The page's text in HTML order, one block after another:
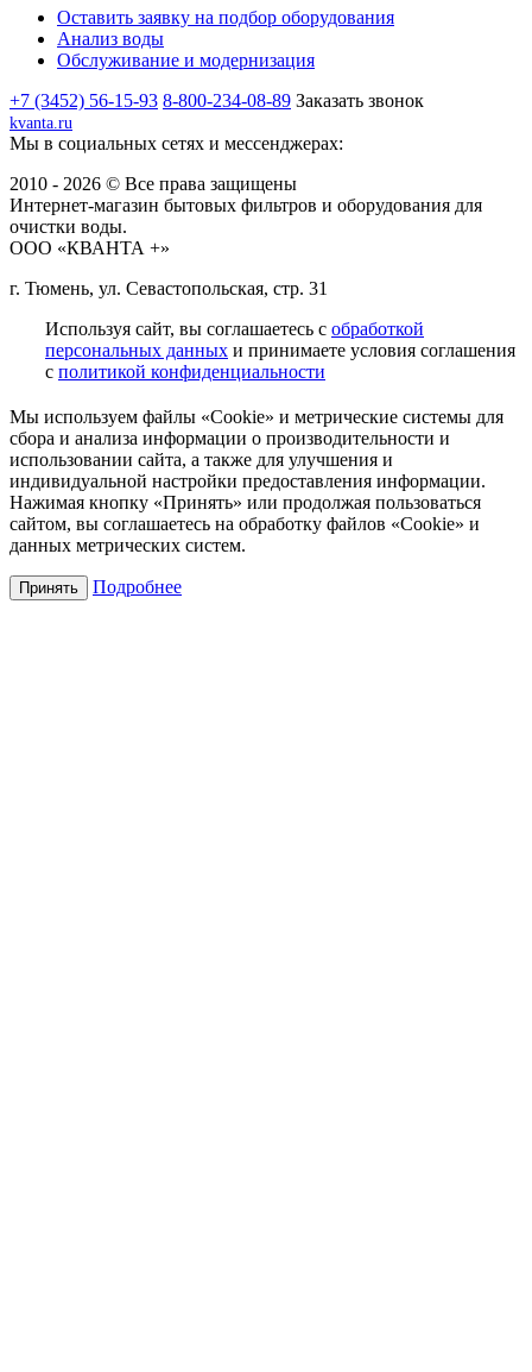
Оставить заявку на подбор оборудования
Анализ воды
Обслуживание и модернизация
+7 (3452) 56-15-93 8-800-234-08-89 Заказать звонок
kvanta.ru
Мы в социальных сетях и мессенджерах:
2010 - 2026 © Все права защищены
Интернет-магазин бытовых фильтров и оборудования для
очистки воды.
ООО «КВАНТА +»
г. Тюмень, ул. Севастопольская, стр. 31
Используя сайт, вы соглашаетесь с обработкой
персональных данных и принимаете условия соглашения
с политикой конфиденциальности
Мы используем файлы «Cookie» и метрические системы для
сбора и анализа информации о производительности и
использовании сайта, а также для улучшения и
индивидуальной настройки предоставления информации.
Нажимая кнопку «Принять» или продолжая пользоваться
сайтом, вы соглашаетесь на обработку файлов «Cookie» и
данных метрических систем.
Принять Подробнее